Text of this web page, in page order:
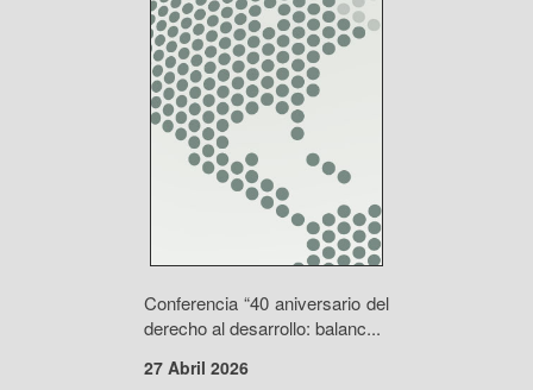
Conferencia “40 aniversario del
derecho al desarrollo: balanc...
27 Abril 2026